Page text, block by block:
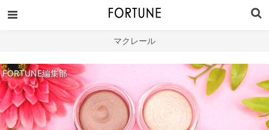
マクレール
FORTUNE編集部